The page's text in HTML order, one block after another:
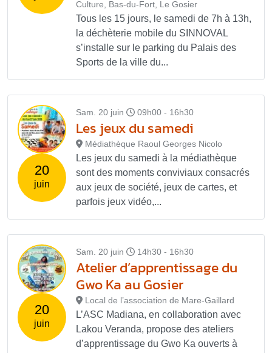
Culture, Bas-du-Fort, Le Gosier
Tous les 15 jours, le samedi de 7h à 13h,
la déchèterie mobile du SINNOVAL
s’installe sur le parking du Palais des
Sports de la ville du...
20
juin
Sam. 20 juin 09h00 - 16h30
Les jeux du samedi
Médiathèque Raoul Georges Nicolo
Les jeux du samedi à la médiathèque
sont des moments conviviaux consacrés
aux jeux de société, jeux de cartes, et
parfois jeux vidéo,...
20
juin
Sam. 20 juin 14h30 - 16h30
Atelier d’apprentissage du
Gwo Ka au Gosier
Local de l’association de Mare-Gaillard
L’ASC Madiana, en collaboration avec
Lakou Veranda, propose des ateliers
d’apprentissage du Gwo Ka ouverts à